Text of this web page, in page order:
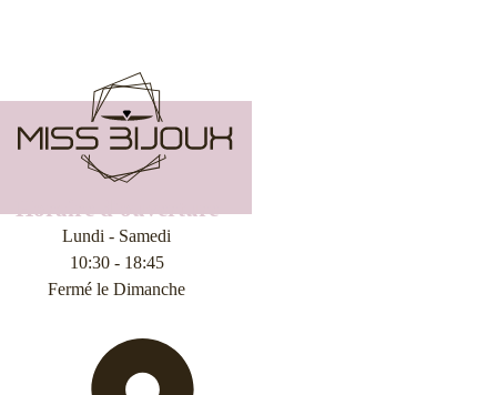
Horaire d'ouverture
Lundi - Samedi
10:30 - 18:45
Fermé le Dimanche